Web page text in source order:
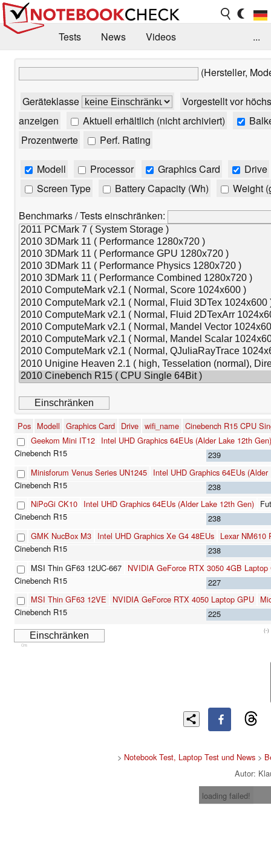
Tests News
Videos
Forum
...
(Hersteller,
Geräteklasse
Vorgestellt vor
anzeigen
Aktuell erhältlich (nicht archiviert)
Prozentwerte
Perf. Rating
Modell Processor Graphics Card
Drive
Screen Type
Battery Capacity (Wh)
Weight
Benchmarks / Tests einschränken:
Pos Modell Graphics Card Drive wifi_name Cinebench R15 CPU
Geekom Mini IT12 Intel UHD Graphics 64EUs (Alder Lake 12th Gen)
239
Minisforum Venus Series UN1245 Intel UHD Graphics 64EUs
238
NiPoGi CK10 Intel UHD Graphics 64EUs (Alder Lake 12th Gen)
238
GMK NucBox M3 Intel UHD Graphics Xe G4 48EUs Lexar NM610
238
MSI Thin GF63 12UC-667 NVIDIA GeForce RTX 3050 4GB Laptop
227
MSI Thin GF63 12VE
NVIDIA GeForce RTX 4050 Laptop GPU
225
(-)
Cns
> Notebook Test, Laptop Test und News >
Autor:
loading failed!